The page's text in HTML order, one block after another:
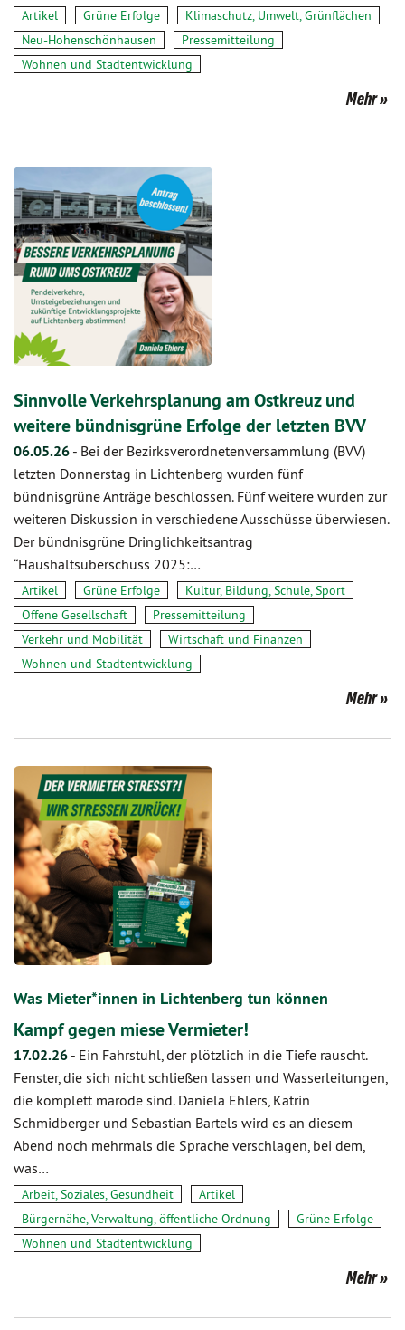
Artikel Grüne Erfolge
Klimaschutz, Umwelt, Grünflächen
Neu-Hohenschönhausen
Pressemitteilung
Wohnen und Stadtentwicklung
Mehr
Sinnvolle Verkehrsplanung am Ostkreuz und
weitere bündnisgrüne Erfolge der letzten BVV
06.05.26 - Bei der Bezirksverordnetenversammlung (BVV)
letzten Donnerstag in Lichtenberg wurden fünf
bündnisgrüne Anträge beschlossen. Fünf weitere wurden zur
weiteren Diskussion in verschiedene Ausschüsse überwiesen.
Der bündnisgrüne Dringlichkeitsantrag
“Haushaltsüberschuss 2025:…
Artikel Grüne Erfolge
Kultur, Bildung, Schule, Sport
Offene Gesellschaft
Pressemitteilung
Verkehr und Mobilität
Wirtschaft und Finanzen
Wohnen und Stadtentwicklung
Mehr
Was Mieter*innen in Lichtenberg tun können
Kampf gegen miese Vermieter!
17.02.26 - Ein Fahrstuhl, der plötzlich in die Tiefe rauscht.
Fenster, die sich nicht schließen lassen und Wasserleitungen,
die komplett marode sind. Daniela Ehlers, Katrin
Schmidberger und Sebastian Bartels wird es an diesem
Abend noch mehrmals die Sprache verschlagen, bei dem,
was…
Arbeit, Soziales, Gesundheit
Artikel
Bürgernähe, Verwaltung, öffentliche Ordnung
Grüne Erfolge
Wohnen und Stadtentwicklung
Mehr